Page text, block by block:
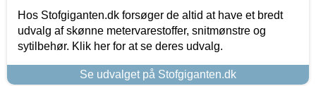
Hos Stofgiganten.dk forsøger de altid at have et bredt
udvalg af skønne metervarestoffer, snitmønstre og
sytilbehør. Klik her for at se deres udvalg.
Se udvalget på Stofgiganten.dk